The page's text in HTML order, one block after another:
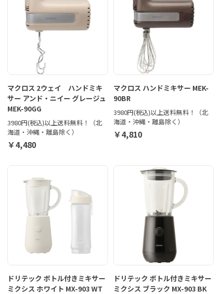
マクロス 2ウェイ ハンドミキ
サー アンド・ニイー グレージュ
MEK-90GG
3980円(税込)以上送料無料！（北
海道・沖縄・離島除く）
￥4,480
マクロス ハンドミキサー MEK-
90BR
3980円(税込)以上送料無料！（北
海道・沖縄・離島除く）
￥4,810
ドリテック ボトル付きミキサー
ミクシス ホワイト MX-903 WT
ドリテック ボトル付きミキサー
ミクシス ブラック MX-903 BK